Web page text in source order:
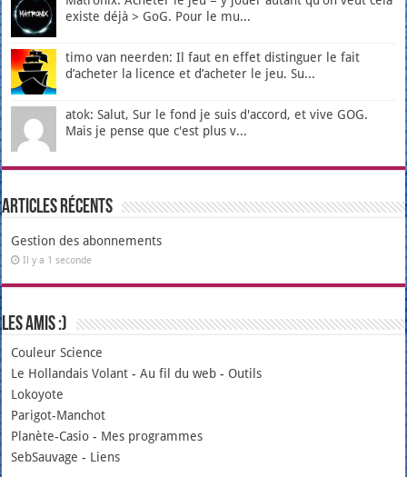
existe déjà > GoG. Pour le mu...
timo van neerden: Il faut en effet distinguer le fait
d’acheter la licence et d’acheter le jeu. Su...
atok: Salut, Sur le fond je suis d'accord, et vive GOG.
Mais je pense que c'est plus v...
Articles récents
Gestion des abonnements
Il y a 1 seconde
Les amis :)
Couleur Science
Le Hollandais Volant -Au fil du web - Outils
Lokoyote
Parigot-Manchot
Planète-Casio - Mes programmes
SebSauvage - Liens